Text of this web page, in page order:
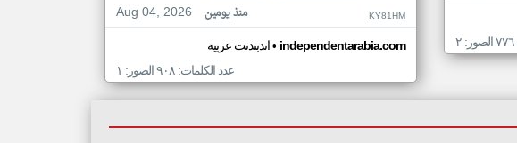
Aug 04, 2026
منذ يومين KY81HM
اندبندنت عربية• independentarabia.com
عدد الكلمات: ٩٠٨ الصور: ١